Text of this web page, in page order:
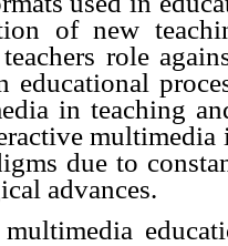
of new
role
educational
in teaching
multimedia
due to
advances.